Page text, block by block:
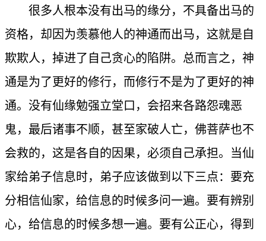
很多人根本没有出马的缘分，不具备出马的
资格，却因为羡慕他人的神通而出马，这就是自
欺欺人，掉进了自己贪心的陷阱。总而言之，神
通是为了更好的修行，而修行不是为了更好的神
通。没有仙缘勉强立堂口，会招来各路怨魂恶
鬼，最后诸事不顺，甚至家破人亡，佛菩萨也不
会救的，这是各自的因果，必须自己承担。当仙
家给弟子信息时，弟子应该做到以下三点：要充
分相信仙家，给信息的时候多问一遍。要有辨别
心，给信息的时候多想一遍。要有公正心，得到